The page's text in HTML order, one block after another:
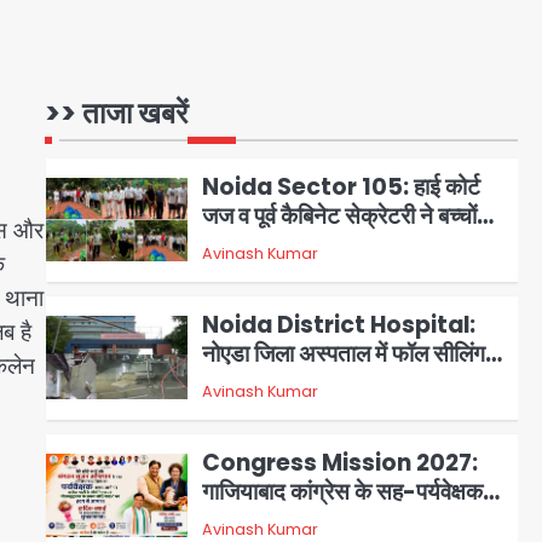
और
है
>> ताजा खबरें
1
विरासत और बॉलीवुड सितारों का जमीनी
2
Noida Sector 105: हाई कोर्ट
जज व पूर्व कैबिनेट सेक्रेटरी ने बच्चों
संग चलाया सफाई अभियान, 160
किलो कूड़ा हटाया
Avinash Kumar
3
Noida District Hospital:
नोएडा जिला अस्पताल में फॉल सीलिंग
गिरी, गायनो OT गैलरी में बड़ा हादसा
टला; मरीजों की सुरक्षा पर उठे सवाल
Avinash Kumar
Congress Mission 2027:
गाजियाबाद कांग्रेस के सह-पर्यवेक्षक
बने सतेन्द्र शर्मा, गौतमबुद्धनगर नेताओं
Avinash Kumar